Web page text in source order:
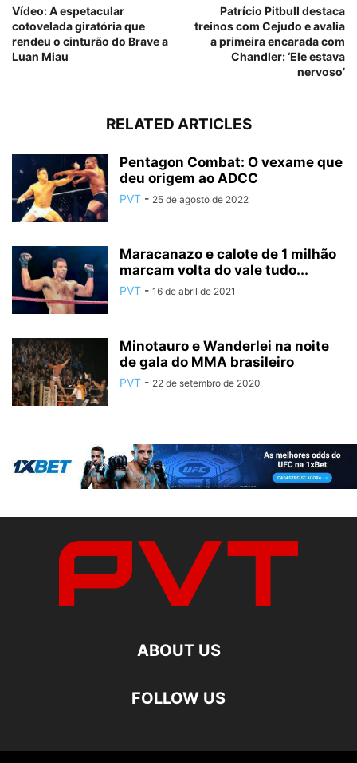
Vídeo: A espetacular
cotovelada giratória que
rendeu o cinturão do Brave a
Luan Miau
Patrício Pitbull destaca
treinos com Cejudo e avalia
a primeira encarada com
Chandler: ‘Ele estava
nervoso’
RELATED ARTICLES
Pentagon Combat: O vexame que
deu origem ao ADCC
PVT - 25 de agosto de 2022
Maracanazo e calote de 1 milhão
marcam volta do vale tudo...
PVT - 16 de abril de 2021
Minotauro e Wanderlei na noite
de gala do MMA brasileiro
PVT - 22 de setembro de 2020
ABOUT US
FOLLOW US